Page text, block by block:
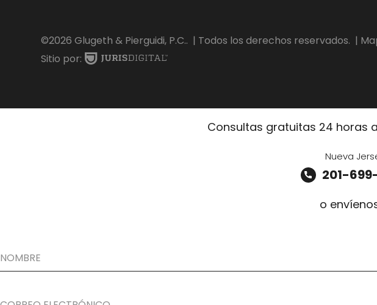
©2026 Glugeth & Pierguidi, P.C.. | Todos los derechos reservados. |
Sitio por:
Consultas gratuitas 24 horas
Nueva
201-
o